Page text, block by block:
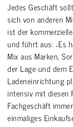
Jedes Geschäft
sich von anderen
ist der
und führt aus: „Es
Mix aus Marken,
der Lage und dem
Ladeneinrichtung
intensiv mit diesen
Fachgeschäft
einmaliges